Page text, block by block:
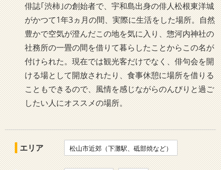
俳誌｢渋柿｣の創始者で、宇和島出身の俳人松根東洋城
がかつて1年3ヵ月の間、実際に生活をした場所。自然
豊かで空気が澄んだこの地を気に入り、惣河内神社の
社務所の一畳の間を借りて暮らしたことからこの名が
付けられた。現在では観光客だけでなく、俳句会を開
ける場として開放されたり、食事休憩に場所を借りる
こともできるので、風情を感じながらのんびりと過ご
したい人にオススメの場所。
エリア 松山市近郊（下灘駅、砥部焼など）